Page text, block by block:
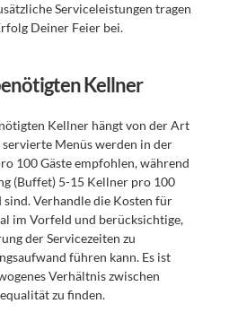
Serviceleistungen tragen
Deiner Feier bei.
Kellner
Kellner hängt von der Art
servierte Menüs werden in der
100 Gäste empfohlen, während
(Buffet) 5-15 Kellner pro 100
sind. Verhandle die Kosten für
im Vorfeld und berücksichtige,
der Servicezeiten zu
führen kann. Es ist
Verhältnis zwischen
zu finden.